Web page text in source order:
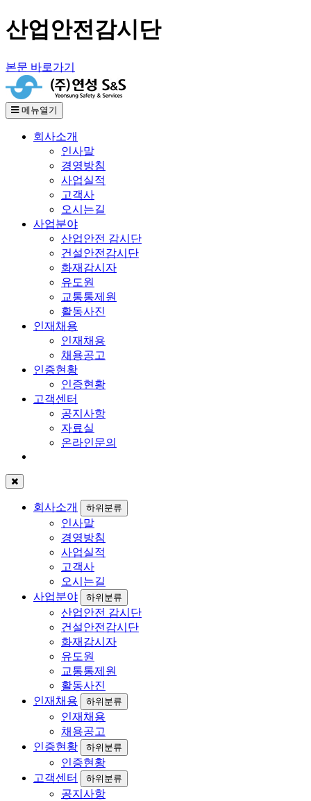
산업안전감시단
본문 바로가기
메뉴열기
회사소개
인사말
경영방침
사업실적
고객사
오시는길
사업분야
산업안전 감시단
건설안전감시단
화재감시자
유도원
교통통제원
활동사진
인재채용
인재채용
채용공고
인증현황
인증현황
고객센터
공지사항
자료실
온라인문의
회사소개 하위분류
인사말
경영방침
사업실적
고객사
오시는길
사업분야
하위분류
산업안전 감시단
건설안전감시단
화재감시자
유도원
교통통제원
활동사진
인재채용
하위분류
인재채용
채용공고
인증현황
하위분류
인증현황
고객센터
하위분류
공지사항